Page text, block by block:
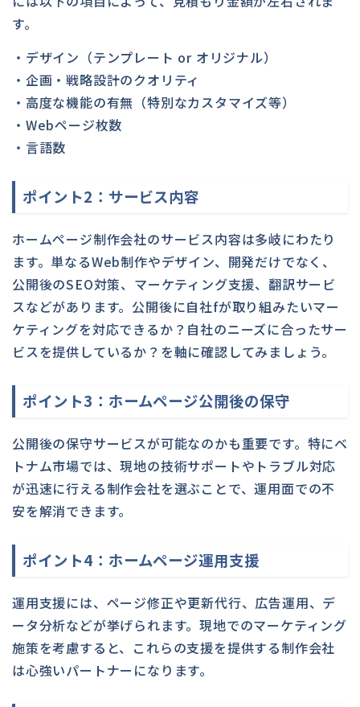
す。
・デザイン（テンプレート or オリジナル）
・企画・戦略設計のクオリティ
・高度な機能の有無（特別なカスタマイズ等）
・Webページ枚数
・言語数
ポイント2：サービス内容
ホームページ制作会社のサービス内容は多岐にわたり
ます。単なるWeb制作やデザイン、開発だけでなく、
公開後のSEO対策、マーケティング支援、翻訳サービ
スなどがあります。公開後に自社fが取り組みたいマー
ケティングを対応できるか？自社のニーズに合ったサー
ビスを提供しているか？を軸に確認してみましょう。
ポイント3：ホームページ公開後の保守
公開後の保守サービスが可能なのかも重要です。特にベ
トナム市場では、現地の技術サポートやトラブル対応
が迅速に行える制作会社を選ぶことで、運用面での不
安を解消できます。
ポイント4：ホームページ運用支援
運用支援には、ページ修正や更新代行、広告運用、デ
ータ分析などが挙げられます。現地でのマーケティング
施策を考慮すると、これらの支援を提供する制作会社
は心強いパートナーになります。